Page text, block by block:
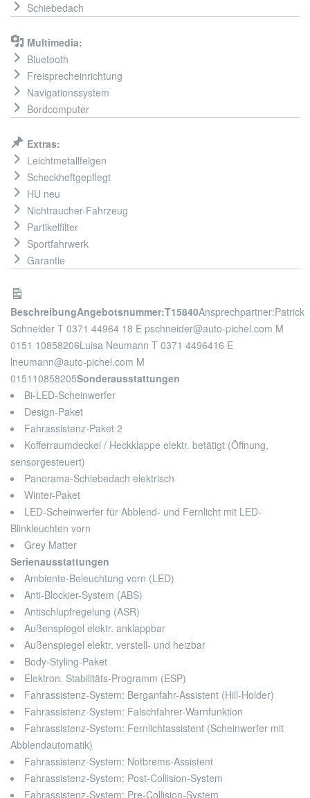
Schiebedach
Multimedia:
Bluetooth
Freisprecheinrichtung
Navigationssystem
Bordcomputer
Extras:
Leichtmetallfelgen
Scheckheftgepflegt
HU neu
Nichtraucher-Fahrzeug
Partikelfilter
Sportfahrwerk
Garantie
BeschreibungAngebotsnummer:T15840Ansprechpartner:Patrick
Schneider T 0371 44964 18 E pschneider@auto-pichel.com M
0151 10858206Luisa Neumann T 0371 4496416 E
lneumann@auto-pichel.com M
015110858205Sonderausstattungen
Bi-LED-Scheinwerfer
Design-Paket
Fahrassistenz-Paket 2
Kofferraumdeckel / Heckklappe elektr. betätigt (Öffnung,
sensorgesteuert)
Panorama-Schiebedach elektrisch
Winter-Paket
LED-Scheinwerfer für Abblend- und Fernlicht mit LED-
Blinkleuchten vorn
Grey Matter
Serienausstattungen
Ambiente-Beleuchtung vorn (LED)
Anti-Blockier-System (ABS)
Antischlupfregelung (ASR)
Außenspiegel elektr. anklappbar
Außenspiegel elektr. verstell- und heizbar
Body-Styling-Paket
Elektron. Stabilitäts-Programm (ESP)
Fahrassistenz-System: Berganfahr-Assistent (Hill-Holder)
Fahrassistenz-System: Falschfahrer-Warnfunktion
Fahrassistenz-System: Fernlichtassistent (Scheinwerfer mit
Abblendautomatik)
Fahrassistenz-System: Notbrems-Assistent
Fahrassistenz-System: Post-Collision-System
Fahrassistenz-System: Pre-Collision-System